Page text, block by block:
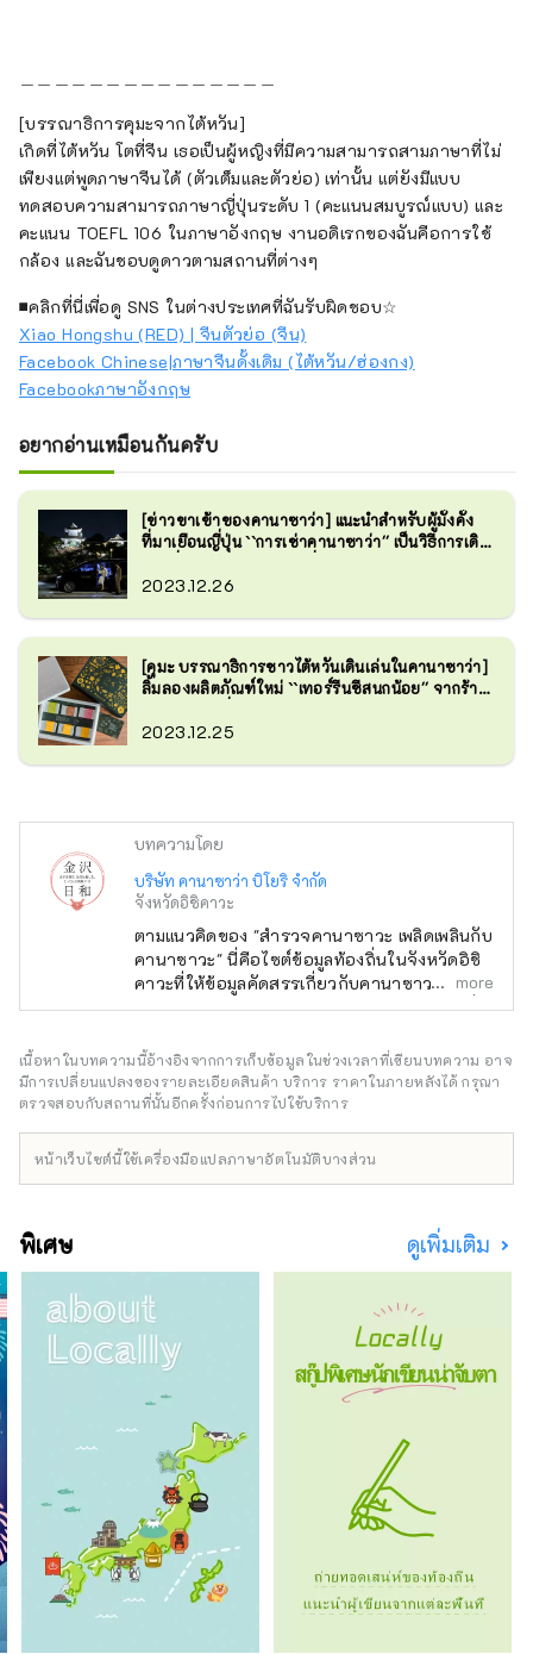
[บรรณาธิการคุมะจากไต้หวัน]
เกิดที่ไต้หวัน โตที่จีน เธอเป็นผู้หญิงที่มีความสามารถสามภาษาที่ไม่
เพียงแต่พูดภาษาจีนได้ (ตัวเต็มและตัวย่อ) เท่านั้น แต่ยังมีแบบ
ทดสอบความสามารถภาษาญี่ปุ่นระดับ 1 (คะแนนสมบูรณ์แบบ) และ
คะแนน TOEFL 106 ในภาษาอังกฤษ งานอดิเรกของฉันคือการใช้
กล้อง และฉันชอบดูดาวตามสถานที่ต่างๆ
■คลิกที่นี่เพื่อดู SNS ในต่างประเทศที่ฉันรับผิดชอบ☆
Xiao Hongshu (RED) | จีนตัวย่อ (จีน)
Facebook Chinese|ภาษาจีนดั้งเดิม (ไต้หวัน/ฮ่องกง)
Facebookภาษาอังกฤษ
อยากอ่านเหมือนกันครับ
[ข่าวขาเข้าของคานาซาว่า] แนะนำสำหรับผู้มั่งคั่ง
ที่มาเยือนญี่ปุ่น ``การเช่าคานาซาว่า'' เป็นวิธีการเดิน
2023.12.26
[คุมะ บรรณาธิการชาวไต้หวันเดินเล่นในคานาซาว่า]
ลิ้มลองผลิตภัณฑ์ใหม่ ``เทอร์รีนชีสนกน้อย'' จากร้าน
al.''
2023.12.25
บทความโดย
บริษัท คานาซาว่า บิโยริ จำกัด
จังหวัดอิชิคาวะ
ตามแนวคิดของ "สำรวจคานาซาวะ เพลิดเพลินกับ
คานาซาวะ" นี่คือไซต์ข้อมูลท้องถิ่นในจังหวัดอิชิ
คาวะที่ให้ข้อมูลคัดสรรเกี่ยวกับคานาซาวะ เช่น
ร้านค้าใหม่ กิจกรรม อาหารเลิศรส และสถานที่
"SmartNews" และ "goo news" แล้ว เรายังร่วม
มือกับสื่อต่างประเทศ เช่น จีน ไต้หวัน ฮ่องกง
ไทย และเวียดนาม เพื่อถ่ายทอดเสน่ห์ของจังหวัด
more
เนื้อหาในบทความนี้อ้างอิงจากการเก็บข้อมูลในช่วงเวลาที่เขียนบทความ อาจ
มีการเปลี่ยนแปลงของรายละเอียดสินค้า บริการ ราคาในภายหลังได้ กรุณา
ตรวจสอบกับสถานที่นั้นอีกครั้งก่อนการไปใช้บริการ
หน้าเว็บไซต์นี้ใช้เครื่องมือแปลภาษาอัตโนมัติบางส่วน
พิเศษ ดูเพิ่มเติม